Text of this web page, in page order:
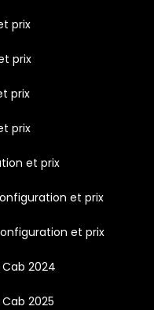
prix
prix
prix
prix
et prix
et prix
et prix
2024
2025